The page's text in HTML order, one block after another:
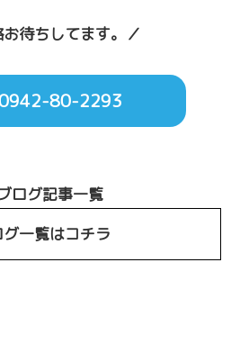
お待ちしてます。／
80-2293
ログ記事一覧
グ一覧はコチラ